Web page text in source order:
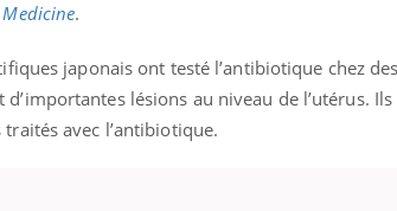
.
japonais ont testé l’antibiotique chez
lésions au niveau de l’utérus.
avec l’antibiotique.
pour l’été !Youtube
et avec lui, un tout nouveau
! Vacances, plage, piscine,
en plein air… Nos mains